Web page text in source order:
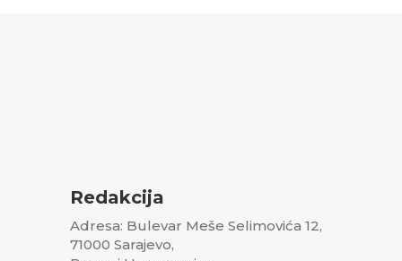
Redakcija
Adresa: Bulevar Meše Selimovića 12,
71000 Sarajevo,